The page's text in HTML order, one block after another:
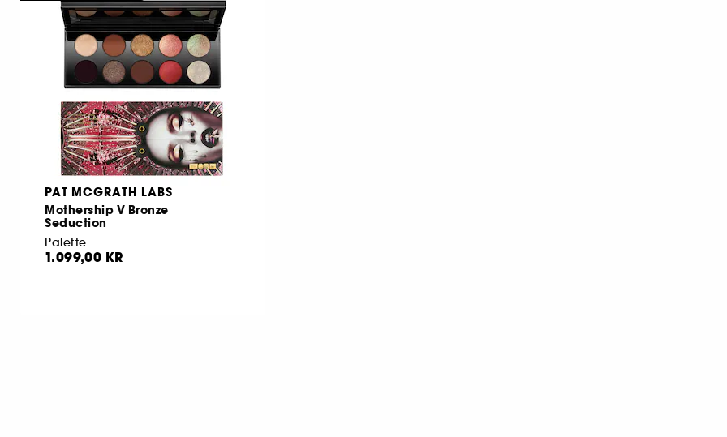
PAT MCGRATH LABS
Mothership V Bronze
Seduction
Palette
1.099,00 KR